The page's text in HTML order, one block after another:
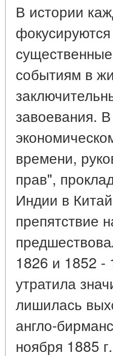
В истории
событиям в
завоевания.
времени,
прав",
Индии в
препятствие
1826 и 1852 -
утратила
лишилась
англо-
ноября 1885